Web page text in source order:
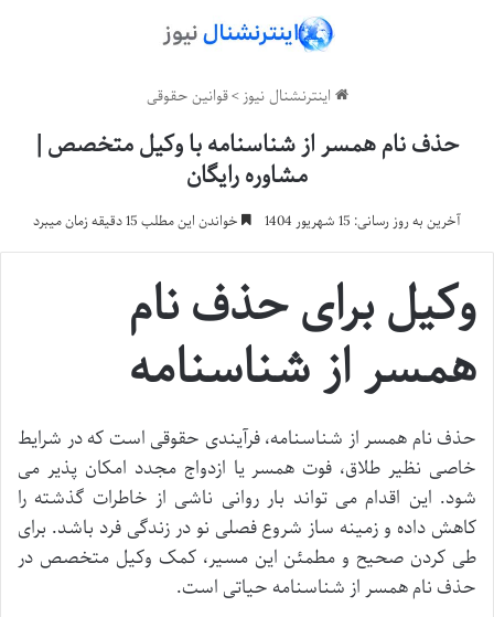
اینترنشنال نیوز>قوانین حقوقی
حذف نام همسر از شناسنامه با وکیل متخصص |
مشاوره رایگان
آخرین به روز رسانی: 15 شهریور 1404 خواندن این مطلب 15 دقیقه زمان میبرد
وکیل برای حذف نام
همسر از شناسنامه
حذف نام همسر از شناسنامه، فرآیندی حقوقی است که در شرایط
خاصی نظیر طلاق، فوت همسر یا ازدواج مجدد امکان پذیر می
شود. این اقدام می تواند بار روانی ناشی از خاطرات گذشته را
کاهش داده و زمینه ساز شروع فصلی نو در زندگی فرد باشد. برای
طی کردن صحیح و مطمئن این مسیر، کمک وکیل متخصص در
حذف نام همسر از شناسنامه حیاتی است.